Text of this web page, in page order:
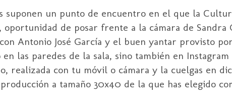
suponen un punto de encuentro en el que la
oportunidad de posar frente a la cámara de Sandra
Antonio José García y el buen yantar provisto
las paredes de la sala, sino también en
realizada con tu móvil o cámara y la cuelgas en
a tamaño 30x40 de la que has elegido